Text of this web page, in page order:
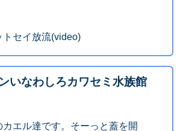
トセイ放流(video)
いなわしろカワセミ水族館
カエル達です。そーっと蓋を開